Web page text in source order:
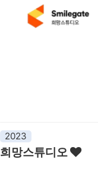
2023
희망스튜디오